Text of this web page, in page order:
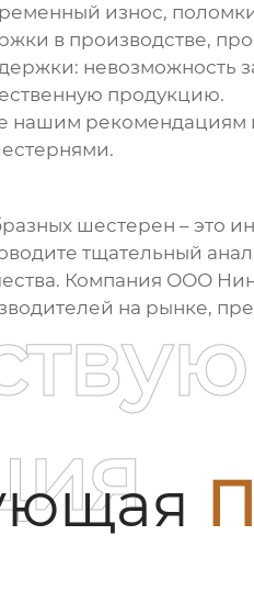
износ,
в производстве,
невозможность
продукцию.
нашим рекомендациям
.
шестерен – это
тщательный
Компания ООО
на рынке,